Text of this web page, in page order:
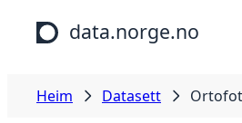
Hopp til hovudinnhald
data.norge.no
Heim Datasett